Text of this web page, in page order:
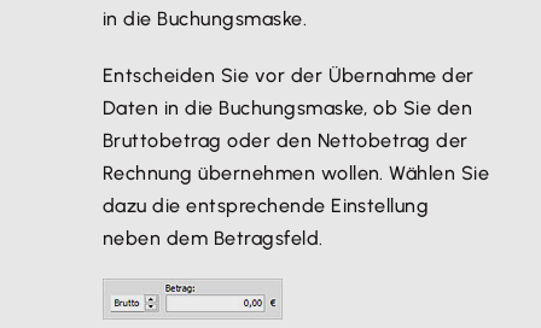
in die Buchungsmaske.
Entscheiden Sie vor der Übernahme der
Daten in die Buchungsmaske, ob Sie den
Bruttobetrag oder den Nettobetrag der
Rechnung übernehmen wollen. Wählen Sie
dazu die entsprechende Einstellung
neben dem Betragsfeld.